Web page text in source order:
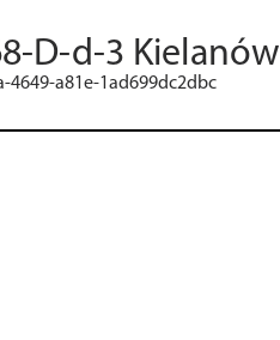
D-d-3
4649-a81e-1ad699dc2dbc